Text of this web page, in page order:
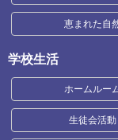
恵まれた自
学校生活
ホームルー
生徒会活動